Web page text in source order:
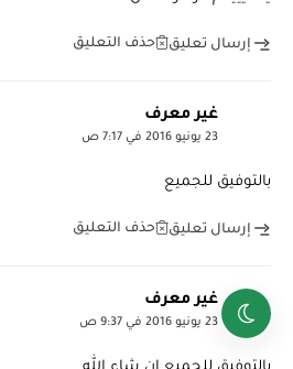
إرسال تعليق حذف التعليق
غير معرف
23 يونيو 2016 في 7:17 ص
بالتوفيق للجميع
إرسال تعليق حذف التعليق
غير معرف
23 يونيو 2016 في 9:37 ص
بالتوفيق للجميع ان شاء الله